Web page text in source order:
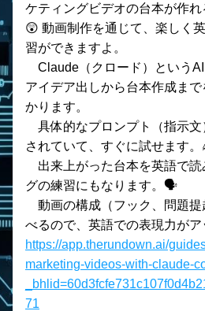
ケティングビデオの台本が作れ
😲 動画制作を通じて、楽しく
習ができますよ。
アイデア出しから台本作成ま
かります。
されていて、すぐに試せます
グの練習にもなります。🗣️
べるので、英語での表現力が
https://app.therundown.ai/
marketing-videos-with-claude-
71